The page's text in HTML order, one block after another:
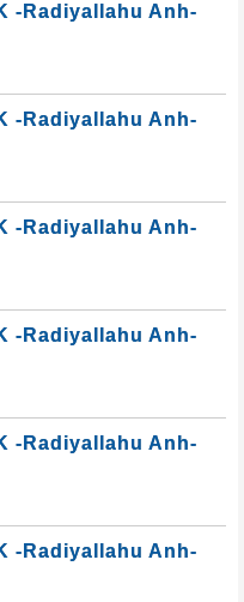
-Radiyallahu Anh-
-Radiyallahu Anh-
-Radiyallahu Anh-
-Radiyallahu Anh-
-Radiyallahu Anh-
-Radiyallahu Anh-